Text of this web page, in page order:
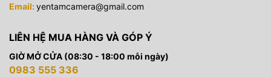
Email:yentamcamera@gmail.com
LIÊN HỆ MUA HÀNG VÀ GÓP Ý
GIỜ MỞ CỬA (08:30 - 18:00 mỗi ngày)
0983 555 336